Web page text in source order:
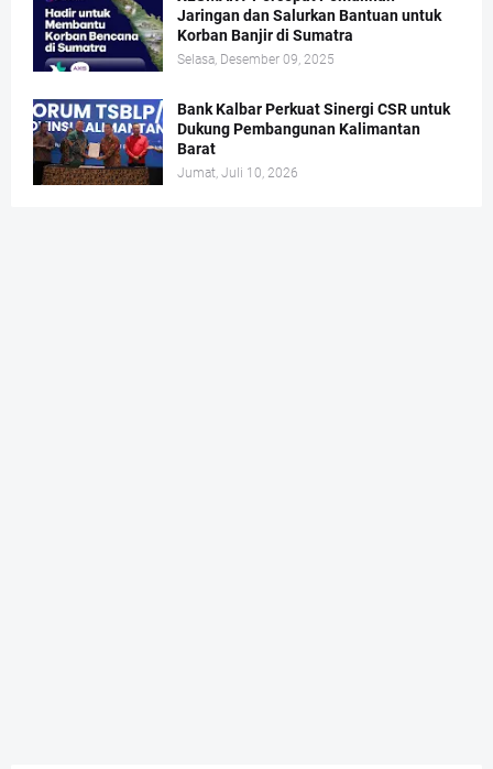
Jaringan dan Salurkan Bantuan untuk
Korban Banjir di Sumatra
Selasa, Desember 09, 2025
Bank Kalbar Perkuat Sinergi CSR untuk
Dukung Pembangunan Kalimantan
Barat
Jumat, Juli 10, 2026